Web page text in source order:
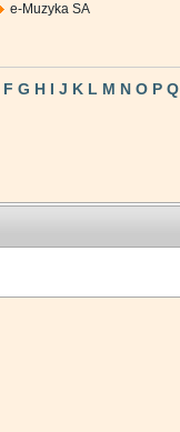
e-Muzyka SA
F G H I J K L M N O P Q